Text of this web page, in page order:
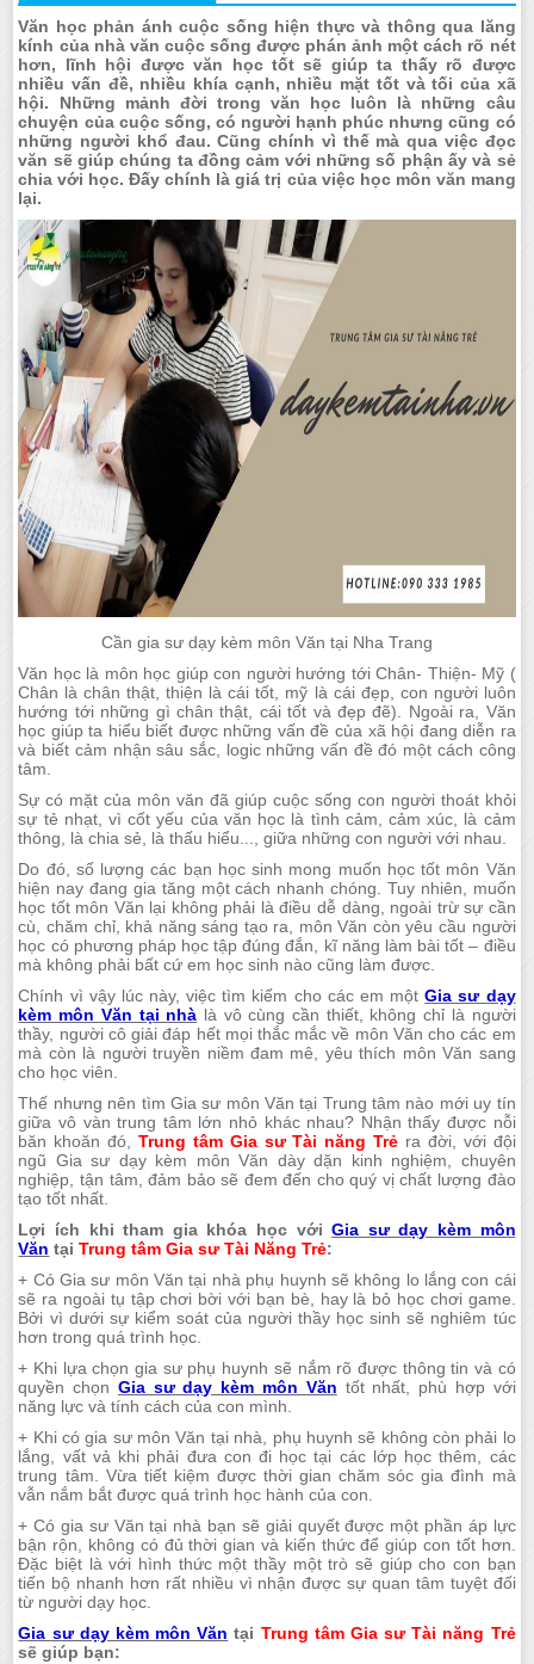
Văn học phản ánh cuộc sống hiện thực và thông qua lăng
kính của nhà văn cuộc sống được phán ảnh một cách rõ nét
hơn, lĩnh hội được văn học tốt sẽ giúp ta thấy rõ được
nhiều vấn đề, nhiều khía cạnh, nhiều mặt tốt và tối của xã
hội. Những mảnh đời trong văn học luôn là những câu
chuyện của cuộc sống, có người hạnh phúc nhưng cũng có
những người khổ đau. Cũng chính vì thế mà qua việc đọc
văn sẽ giúp chúng ta đồng cảm với những số phận ấy và sẻ
chia với học. Đấy chính là giá trị của việc học môn văn mang
lại.
Cần gia sư dạy kèm môn Văn tại Nha Trang
Văn học là môn học giúp con người hướng tới Chân- Thiện- Mỹ (
Chân là chân thật, thiện là cái tốt, mỹ là cái đẹp, con người luôn
hướng tới những gì chân thật, cái tốt và đẹp đẽ). Ngoài ra, Văn
học giúp ta hiểu biết được những vấn đề của xã hội đang diễn ra
và biết cảm nhận sâu sắc, logic những vấn đề đó một cách công
tâm.
Sự có mặt của môn văn đã giúp cuộc sống con người thoát khỏi
sự tẻ nhạt, vì cốt yếu của văn học là tình cảm, cảm xúc, là cảm
thông, là chia sẻ, là thấu hiểu..., giữa những con người với nhau.
Do đó, số lượng các bạn học sinh mong muốn học tốt môn Văn
hiện nay đang gia tăng một cách nhanh chóng. Tuy nhiên, muốn
học tốt môn Văn lại không phải là điều dễ dàng, ngoài trừ sự cần
cù, chăm chỉ, khả năng sáng tạo ra, môn Văn còn yêu cầu người
học có phương pháp học tập đúng đắn, kĩ năng làm bài tốt – điều
mà không phải bất cứ em học sinh nào cũng làm được.
Chính vì vậy lúc này, việc tìm kiếm cho các em mộtGia sư dạy
kèm môn Văn tại nhà là vô cùng cần thiết, không chỉ là người
thầy, người cô giải đáp hết mọi thắc mắc về môn Văn cho các em
mà còn là người truyền niềm đam mê, yêu thích môn Văn sang
cho học viên.
Thế nhưng nên tìm Gia sư môn Văn tại Trung tâm nào mới uy tín
giữa vô vàn trung tâm lớn nhỏ khác nhau? Nhận thấy được nỗi
băn khoăn đó,Trung tâm Gia sư Tài năng Trẻ ra đời, với đội
ngũ Gia sư dạy kèm môn Văn dày dặn kinh nghiệm, chuyên
nghiệp, tận tâm, đảm bảo sẽ đem đến cho quý vị chất lượng đào
tạo tốt nhất.
Lợi ích khi tham gia khóa học vớiGia sư dạy kèm môn
Văn tạiTrung tâm Gia sư Tài Năng Trẻ:
+ Có Gia sư môn Văn tại nhà phụ huynh sẽ không lo lắng con cái
sẽ ra ngoài tụ tập chơi bời với bạn bè, hay là bỏ học chơi game.
Bởi vì dưới sự kiểm soát của người thầy học sinh sẽ nghiêm túc
hơn trong quá trình học.
+ Khi lựa chọn gia sư phụ huynh sẽ nắm rõ được thông tin và có
quyền chọn Gia sư dạy kèm môn Văn tốt nhất, phù hợp với
năng lực và tính cách của con mình.
+ Khi có gia sư môn Văn tại nhà, phụ huynh sẽ không còn phải lo
lắng, vất vả khi phải đưa con đi học tại các lớp học thêm, các
trung tâm. Vừa tiết kiệm được thời gian chăm sóc gia đình mà
vẫn nắm bắt được quá trình học hành của con.
+ Có gia sư Văn tại nhà bạn sẽ giải quyết được một phần áp lực
bận rộn, không có đủ thời gian và kiến thức để giúp con tốt hơn.
Đặc biệt là với hình thức một thầy một trò sẽ giúp cho con bạn
tiến bộ nhanh hơn rất nhiều vì nhận được sự quan tâm tuyệt đối
từ người dạy học.
Gia sư dạy kèm môn Văn tại Trung tâm Gia sư Tài năng Trẻ
sẽ giúp bạn: